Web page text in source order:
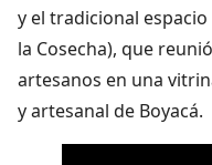
y el tradicional espacio
la Cosecha), que
artesanos en una
y artesanal de Boyacá.